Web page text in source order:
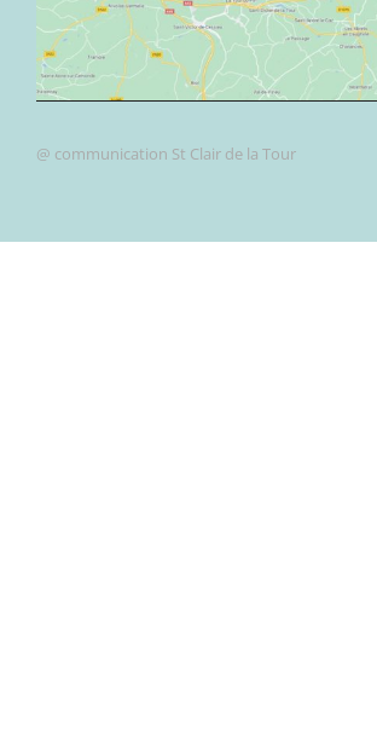
@ communication St Clair de la Tour